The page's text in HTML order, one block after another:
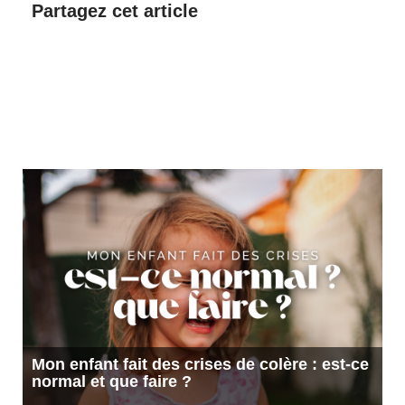
Partagez cet article
Mon enfant fait des crises de colère : est-ce
normal et que faire ?